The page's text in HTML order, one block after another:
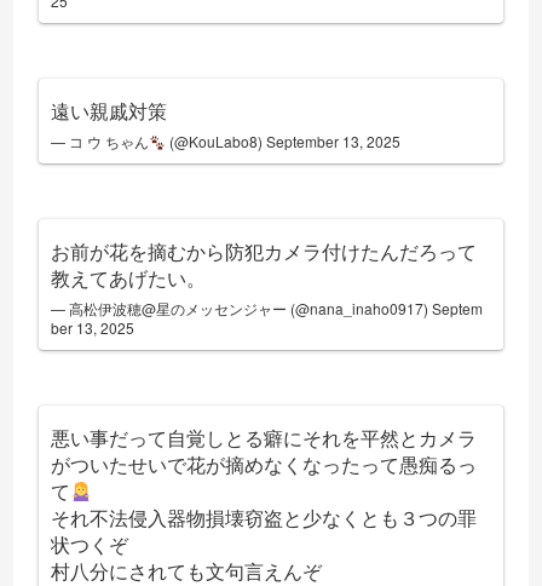
遠い親戚対策
— コ ウ ちゃん (@KouLabo8) September 13, 2025
お前が花を摘むから防犯カメラ付けたんだろって
教えてあげたい。
— 高松伊波穂@星のメッセンジャー (@nana_inaho0917)Septem
ber 13, 2025
悪い事だって自覚しとる癖にそれを平然とカメラ
がついたせいで花が摘めなくなったって愚痴るっ
て
それ不法侵入器物損壊窃盗と少なくとも３つの罪
状つくぞ
村八分にされても文句言えんぞ